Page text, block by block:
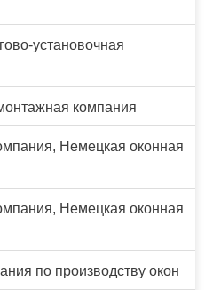
установочная
компания
Немецкая оконная
Немецкая оконная
по производству окон